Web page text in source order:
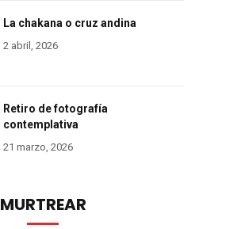
La chakana o cruz andina
2 abril, 2026
Retiro de fotografía
contemplativa
21 marzo, 2026
MURTREAR